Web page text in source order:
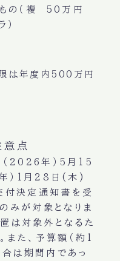
の（複
）
50万円
は年度内500万円
意点
（2026年）5月15
）1月28日(木)
付決定通知書を受
みが対象となりま
は対象外となるた
また、予算額（約1
は期間内であっ